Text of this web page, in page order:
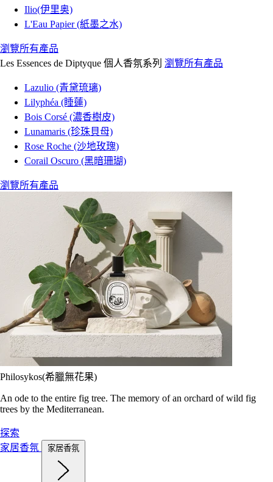
Ilio(伊里奥)
L'Eau Papier (紙墨之水)
瀏覽所有產品
Les Essences de Diptyque 個人香氛系列 瀏覽所有產品
Lazulio (青黛琉璃)
Lilyphéa (睡蓮)
Bois Corsé (濃香樹皮)
Lunamaris (珍珠貝母)
Rose Roche (沙地玫瑰)
Corail Oscuro (黑暗珊瑚)
瀏覽所有產品
Philosykos(希臘無花果)
An ode to the entire fig tree. The memory of an orchard of wild fig
trees by the Mediterranean.
探索
家居香氛
家居香氛